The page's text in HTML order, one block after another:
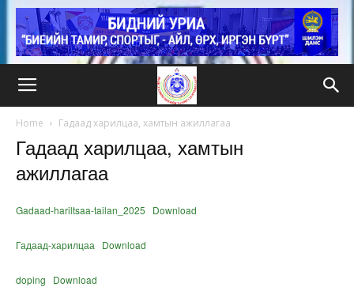
Home Гадаад харилцаа, хамтын ажиллагаа
Гадаад харилцаа, хамтын
ажиллагаа
Gadaad-hariltsaa-tailan_2025 Download
Гадаад-харилцаа Download
doping Download